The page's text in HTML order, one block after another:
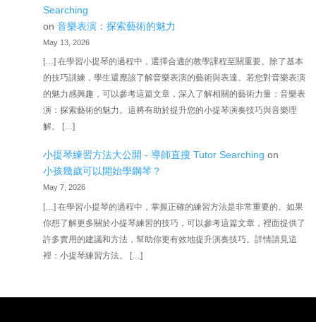
Searching
on 音樂表演：探索藝術的魅力
May 13, 2026
[…] 在學習小提琴的過程中，選擇合適的教學課程至關重要。除了基本
的技巧訓練，學生還應該了解音樂表演的藝術與表達。若您對音樂表演
的魅力感興趣，可以參考這篇文章，深入了解相關的藝術力量：音樂表
演：探索藝術的魅力。這將有助於提升您的小提琴演奏技巧與音樂理
解。 […]
小提琴練習方法大公開 - 導師直搜 Tutor Searching on
小孩幾歲可以開始學鋼琴？
May 7, 2026
[…] 在學習小提琴的過程中，掌握正確的練習方法是非常重要的。如果
你想了解更多關於小提琴練習的技巧，可以參考這篇文章，裡面提供了
許多實用的建議和方法，幫助你更有效地提升演奏技巧。詳情請見這
裡：小提琴練習方法。 […]